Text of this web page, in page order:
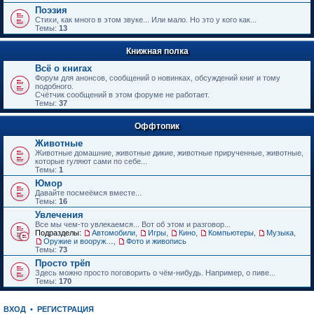
е
н
и
ю
Поэзия
Стихи, как много в этом звуке... Или мало. Но это у кого как...
Темы: 13
Книжная полка
Всё о книгах
Форум для анонсов, сообщений о новинках, обсуждений книг и тому
подобного.
Счётчик сообщений в этом форуме не работает.
Темы: 37
Оффтопик
Животные
Животные домашние, животные дикие, животные прирученные, животные,
которые гуляют сами по себе...
Темы: 1
Юмор
Давайте посмеёмся вместе...
Темы: 16
Увлечения
Все мы чем-то увлекаемся... Вот об этом и разговор...
Подразделы:
Автомобили Игры Кино Компьютеры Музыка
Фото и живопись
Темы: 73
Просто трёп
Здесь можно просто поговорить о чём-нибудь. Например, о пиве...
Темы: 170
ВХОД • РЕГИСТРАЦИЯ